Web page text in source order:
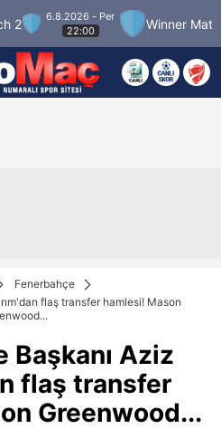
- Per
Winner Match 3 SP
Fenerbahçe
flaş transfer hamlesi! Mason
Başkanı Aziz
flaş transfer
Greenwood...